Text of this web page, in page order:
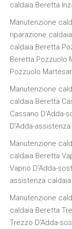
caldaia Beretta
Manutenzione
riparazione
caldaia Beretta
Beretta Pozzuolo
Pozzuolo
Manutenzione
caldaia Beretta
Cassano
D’Adda-
Manutenzione
caldaia Beretta
Vaprio D’Adda-
assistenza caldaia
Manutenzione
caldaia Beretta
Trezzo D’Adda-